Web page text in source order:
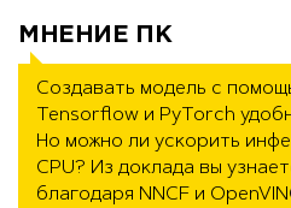
МНЕНИЕ ПК
Создавать модель c
Tensorflow и PyTorch
Но можно ли ускорить
CPU? Из доклада вы
благодаря NNCF и